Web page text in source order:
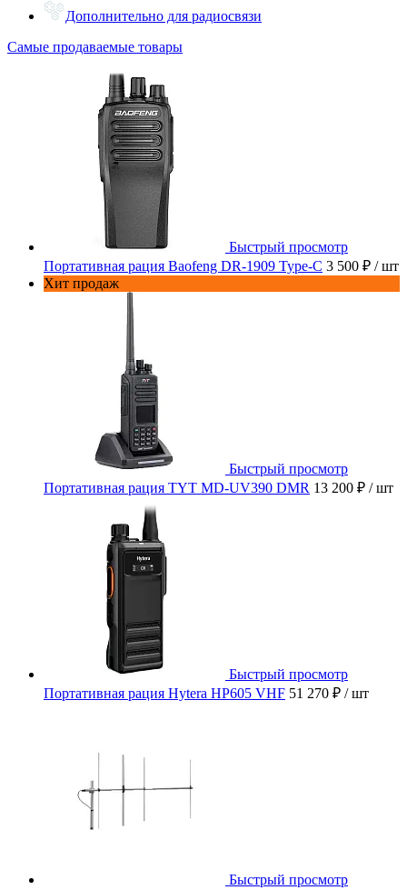
Дополнительно для радиосвязи
Самые продаваемые товары
Быстрый просмотр
Портативная рация Baofeng DR-1909 Type-C 3 500 ₽ / шт
Хит продаж
Быстрый просмотр
Портативная рация TYT MD-UV390 DMR 13 200 ₽ / шт
Быстрый просмотр
Портативная рация Hytera HP605 VHF 51 270 ₽ / шт
Быстрый просмотр